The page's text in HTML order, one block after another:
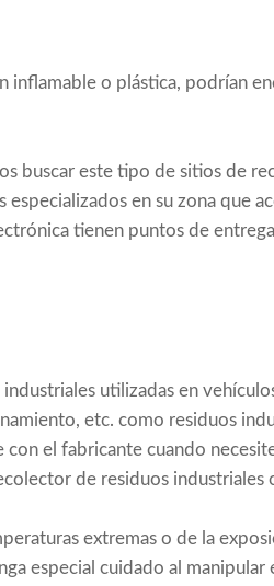
inflamable o plástica, podrían
buscar este tipo de sitios de
en su zona que
tienen puntos de
utilizadas en
etc. como residuos
el fabricante cuando
de residuos industriales
extremas o de la
especial cuidado al manipular